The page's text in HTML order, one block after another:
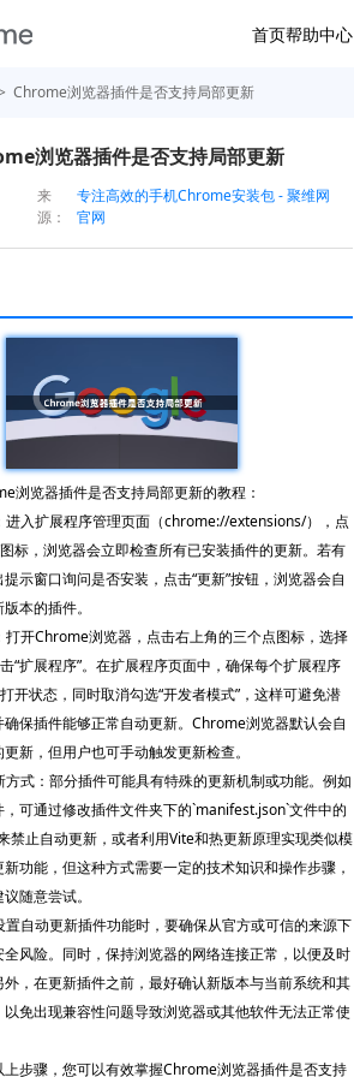
首页帮助中心
Chrome浏览器插件是否支持局部更新
浏览器插件是否支持局部更新
来
源：
专注高效的手机Chrome安装包 - 聚维网
官网
浏览器插件是否支持局部更新的教程：
进入扩展程序管理页面（chrome://extensions/），点
标，浏览器会立即检查所有已安装插件的更新。若有
示窗口询问是否安装，点击“更新”按钮，浏览器会自
本的插件。
打开Chrome浏览器，点击右上角的三个点图标，选择
“扩展程序”。在扩展程序页面中，确保每个扩展程序
开状态，同时取消勾选“开发者模式”，这样可避免潜
保插件能够正常自动更新。Chrome浏览器默认会自
新，但用户也可手动触发更新检查。
方式：部分插件可能具有特殊的更新机制或功能。例如
可通过修改插件文件夹下的`manifest.json`文件中的
禁止自动更新，或者利用Vite和热更新原理实现类似模
功能，但这种方式需要一定的技术知识和操作步骤，
随意尝试。
置自动更新插件功能时，要确保从官方或可信的来源下
风险。同时，保持浏览器的网络连接正常，以便及时
，在更新插件之前，最好确认新版本与当前系统和其
免出现兼容性问题导致浏览器或其他软件无法正常使
步骤，您可以有效掌握Chrome浏览器插件是否支持